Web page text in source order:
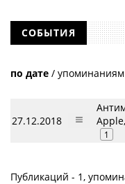
СОБЫТИЯ
по дате / упоминаниям
27.12.2018
1
Публикаций - 1,